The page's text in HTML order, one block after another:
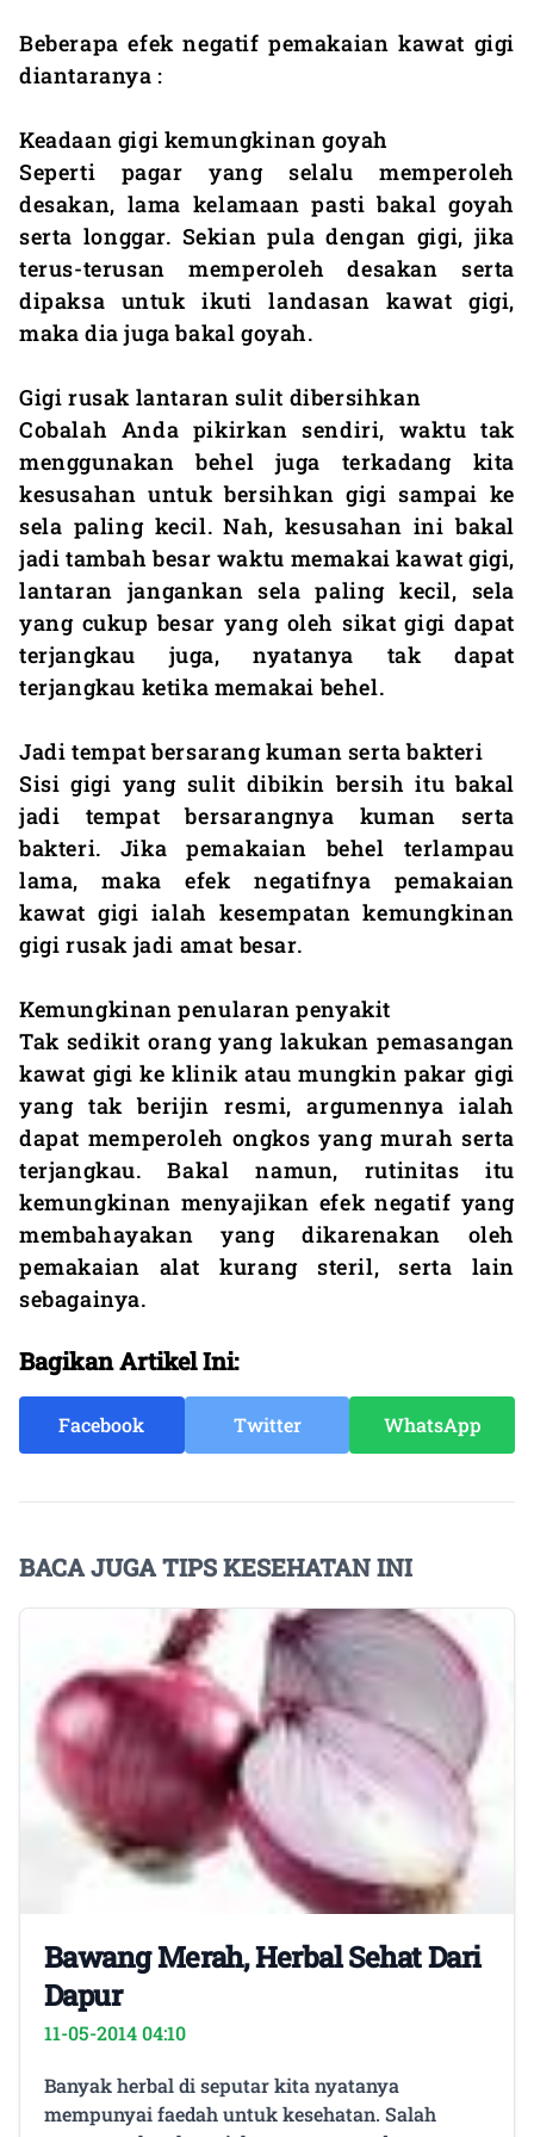
Beberapa efek negatif pemakaian kawat gigi
diantaranya :
Keadaan gigi kemungkinan goyah
Seperti pagar yang selalu memperoleh
desakan, lama kelamaan pasti bakal goyah
serta longgar. Sekian pula dengan gigi, jika
terus-terusan memperoleh desakan serta
dipaksa untuk ikuti landasan kawat gigi,
maka dia juga bakal goyah.
Gigi rusak lantaran sulit dibersihkan
Cobalah Anda pikirkan sendiri, waktu tak
menggunakan behel juga terkadang kita
kesusahan untuk bersihkan gigi sampai ke
sela paling kecil. Nah, kesusahan ini bakal
jadi tambah besar waktu memakai kawat gigi,
lantaran jangankan sela paling kecil, sela
yang cukup besar yang oleh sikat gigi dapat
terjangkau juga, nyatanya tak dapat
terjangkau ketika memakai behel.
Jadi tempat bersarang kuman serta bakteri
Sisi gigi yang sulit dibikin bersih itu bakal
jadi tempat bersarangnya kuman serta
bakteri. Jika pemakaian behel terlampau
lama, maka efek negatifnya pemakaian
kawat gigi ialah kesempatan kemungkinan
gigi rusak jadi amat besar.
Kemungkinan penularan penyakit
Tak sedikit orang yang lakukan pemasangan
kawat gigi ke klinik atau mungkin pakar gigi
yang tak berijin resmi, argumennya ialah
dapat memperoleh ongkos yang murah serta
terjangkau. Bakal namun, rutinitas itu
kemungkinan menyajikan efek negatif yang
membahayakan yang dikarenakan oleh
pemakaian alat kurang steril, serta lain
sebagainya.
Bagikan Artikel Ini:
Facebook Twitter WhatsApp
BACA JUGA TIPS KESEHATAN INI
Bawang Merah, Herbal Sehat Dari
Dapur
11-05-2014 04:10
Banyak herbal di seputar kita nyatanya
mempunyai faedah untuk kesehatan. Salah